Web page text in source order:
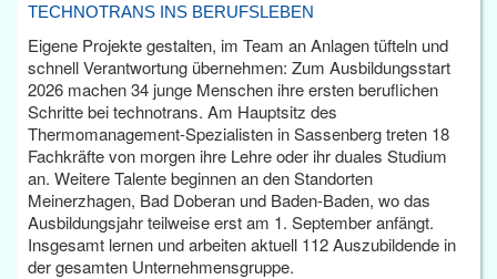
TECHNOTRANS INS BERUFSLEBEN
Eigene Projekte gestalten, im Team an Anlagen tüfteln und
schnell Verantwortung übernehmen: Zum Ausbildungsstart
2026 machen 34 junge Menschen ihre ersten beruflichen
Schritte bei technotrans. Am Hauptsitz des
Thermomanagement-Spezialisten in Sassenberg treten 18
Fachkräfte von morgen ihre Lehre oder ihr duales Studium
an. Weitere Talente beginnen an den Standorten
Meinerzhagen, Bad Doberan und Baden-Baden, wo das
Ausbildungsjahr teilweise erst am 1. September anfängt.
Insgesamt lernen und arbeiten aktuell 112 Auszubildende in
der gesamten Unternehmensgruppe.